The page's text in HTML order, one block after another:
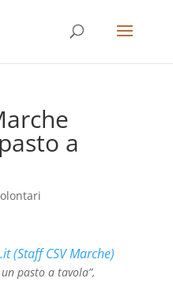
a
(Staff CSV Marche)
pasto a tavola”,